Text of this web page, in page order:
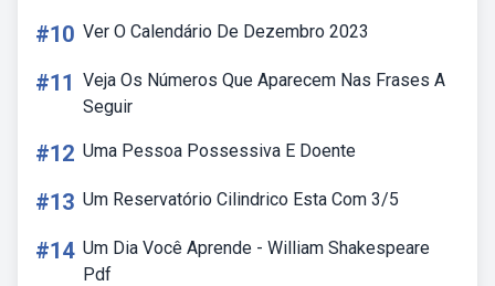
#10 Ver O Calendário De Dezembro 2023
#11 Veja Os Números Que Aparecem Nas Frases A
Seguir
#12 Uma Pessoa Possessiva E Doente
#13 Um Reservatório Cilindrico Esta Com 3/5
#14 Um Dia Você Aprende - William Shakespeare
Pdf